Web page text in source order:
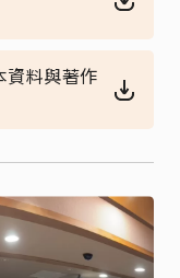
資料與著作